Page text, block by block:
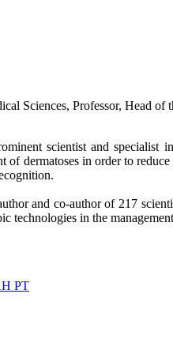
Sciences, Professor, Head
scientist and
of dermatoses in order to
and co-author of 217
technologies in the
РТ